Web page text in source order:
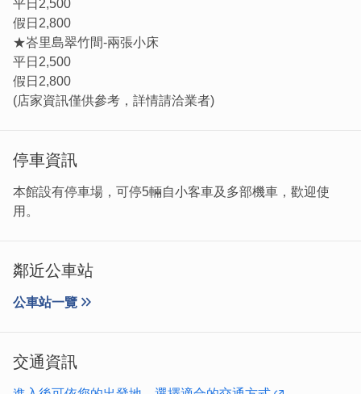
金門「番客」 隨著時代潮流踏上異國土地打拼發展，不僅
平日2,500
假日2,800
★峇里島翠竹間-兩張小床
平日2,500
假日2,800
(店家資訊僅供參考，詳情請洽業者)
停車資訊
本館設有停車場，可停5輛自小客車及多部機車，歡迎使
用。
鄰近公車站
公車站一覽
交通資訊